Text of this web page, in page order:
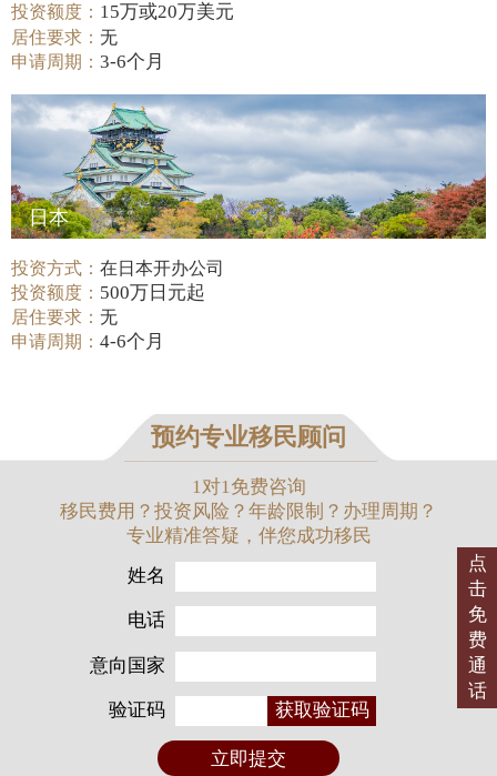
投资额度： 15万或20万美元
居住要求：无
申请周期：3-6个月
日本
投资方式：在日本开办公司
投资额度： 500万日元起
居住要求：无
申请周期：4-6个月
预约专业移民顾问
1对1免费咨询
移民费用？投资风险？年龄限制？办理周期？
专业精准答疑，伴您成功移民
姓名
电话
意向国家
验证码 获取验证码
立即提交
点
击
免
费
通
话